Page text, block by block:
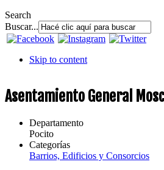
Search
Buscar...
Skip to content
Asentamiento General
Departamento
Pocito
Categorías
Barrios, Edificios y Consorcios